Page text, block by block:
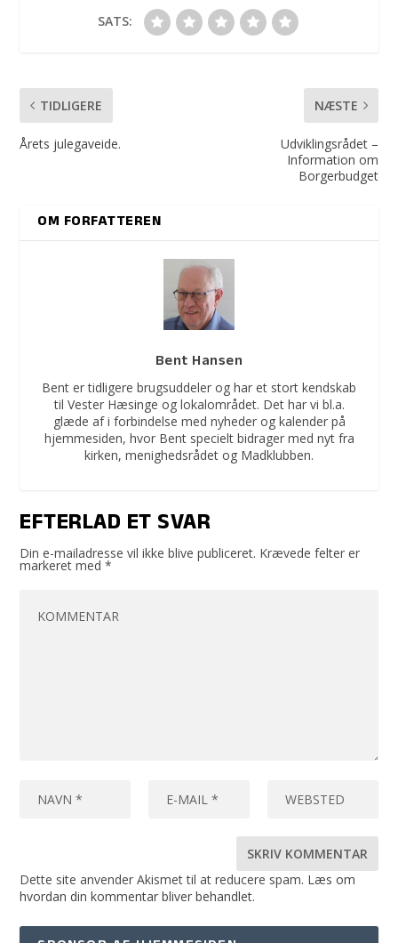
SATS:
TIDLIGERE
Årets julegaveide.
NÆSTE
Udviklingsrådet –
Information om
Borgerbudget
OM FORFATTEREN
Bent Hansen
Bent er tidligere brugsuddeler og har et stort kendskab
til Vester Hæsinge og lokalområdet. Det har vi bl.a.
glæde af i forbindelse med nyheder og kalender på
hjemmesiden, hvor Bent specielt bidrager med nyt fra
kirken, menighedsrådet og Madklubben.
EFTERLAD ET SVAR
Din e-mailadresse vil ikke blive publiceret. Krævede felter er
markeret med*
Dette site anvender Akismet til at reducere spam. Læs om
hvordan din kommentar bliver behandlet.